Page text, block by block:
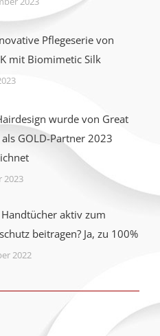
Pflegeserie von
mit Biomimetic Silk
wurde von Great
GOLD-Partner 2023
2023
aktiv zum
beitragen? Ja, zu 100%
2022